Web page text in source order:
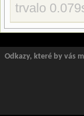
trvalo
Odkazy, které by vás